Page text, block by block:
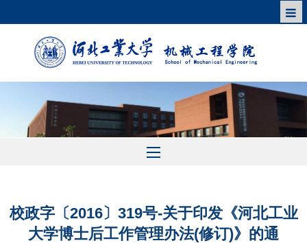
校政字〔2016〕319号-关于印发《河北工业
大学博士后工作管理办法(修订)》的通